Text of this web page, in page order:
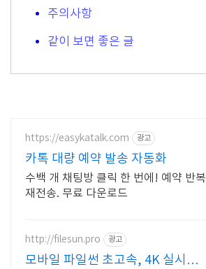
주의사항
같이 보면 좋은 글
https://easykatalk.com 광고
카톡 대량 예약 발송 자동화
수백 개 채팅방 클릭 한 번에! 예약 반
재전송. 무료 다운로드
http://filesun.pro 광고
모바일 파일썬 초고속, 4K 실시간